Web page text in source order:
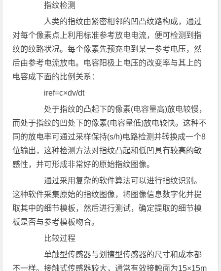
指纹检测
人类的指纹由紧密相邻的凹凸纹路构成，通过
对每个像素点上利用标准参考放电电流，便可检测到指
纹的纹路状况。每个像素先预充电到某一参考电压，然
后由参考电流放电。电容阳极上电压的改变率与其上的
电容成下面的比例关系：
iref=c×dv/dt
处于指纹的凸起下的像素(电容量高)放电较慢，
而处于指纹的凹处下的像素(电容量低)放电较快。这种不
同的放电率可通过采样保持(s/h)电路检测并转换成一个8
位输出，这种检测方法对指纹凸起和低凹具有较高的敏
感性，并可形成非常好的原始指纹图像。
通过采用复杂的软件算法可以进行指纹识别。
这种软件采集原始的指纹图像，将图像信息数字化并提
取其中的细节模板，然后进行测试，确定提取的细节模
板是否与参考模板吻合。
比较过程
单触型传感器与划擦型传感器的尺寸和成本都
不一样。接触式传感器较大，通常有效接触面为15×15m